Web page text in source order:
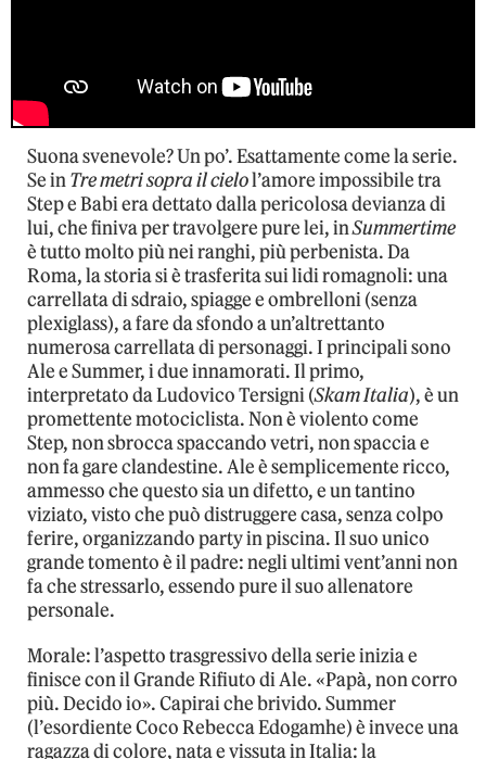
Suona svenevole? Un po’. Esattamente come la serie.
Se inTre metri sopra il cielol’amore impossibile tra
Step e Babi era dettato dalla pericolosa devianza di
lui, che finiva per travolgere pure lei, inSummertime
è tutto molto più nei ranghi, più perbenista. Da
Roma, la storia si è trasferita sui lidi romagnoli: una
carrellata di sdraio, spiagge e ombrelloni (senza
plexiglass), a fare da sfondo a un’altrettanto
numerosa carrellata di personaggi. I principali sono
Ale e Summer, i due innamorati. Il primo,
interpretato da Ludovico Tersigni (Skam Italia), è un
promettente motociclista. Non è violento come
Step, non sbrocca spaccando vetri, non spaccia e
non fa gare clandestine. Ale è semplicemente ricco,
ammesso che questo sia un difetto, e un tantino
viziato, visto che può distruggere casa, senza colpo
ferire, organizzando party in piscina. Il suo unico
grande tomento è il padre: negli ultimi vent’anni non
fa che stressarlo, essendo pure il suo allenatore
personale.
Morale: l’aspetto trasgressivo della serie inizia e
finisce con il Grande Rifiuto di Ale. «Papà, non corro
più. Decido io». Capirai che brivido. Summer
(l’esordiente Coco Rebecca Edogamhe) è invece una
ragazza di colore, nata e vissuta in Italia: la